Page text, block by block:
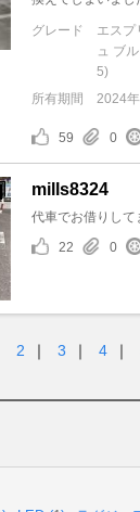
グレード
エスプ
ュ ブ
5)
所有期間
2024
59 0
mills8324
代車でお借りして
22
0
2 ｜ 3 ｜ 4 ｜